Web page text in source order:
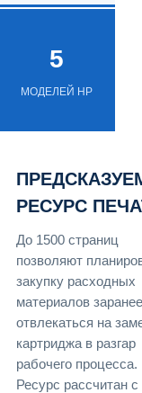
5
МОДЕЛЕЙ HP
РЕСУРС
До 1500 страниц
позволяют
закупку расходных
материалов
отвлекаться на
картриджа в разгар
рабочего процесса.
Ресурс рассчитан с